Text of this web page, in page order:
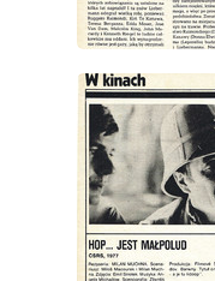
wydanie: 1/1979